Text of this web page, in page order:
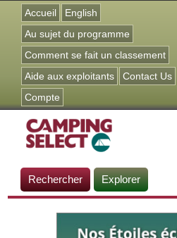
Accueil
English
Au sujet du programme
Comment se fait un classement
Aide aux exploitants
Contact Us
Compte
Rechercher Explorer